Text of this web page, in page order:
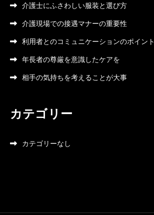
介護士にふさわしい服装と選び方
介護現場での接遇マナーの重要性
利用者とのコミュニケーションのポイント
年長者の尊厳を意識したケアを
相手の気持ちを考えることが大事
カテゴリー
カテゴリーなし